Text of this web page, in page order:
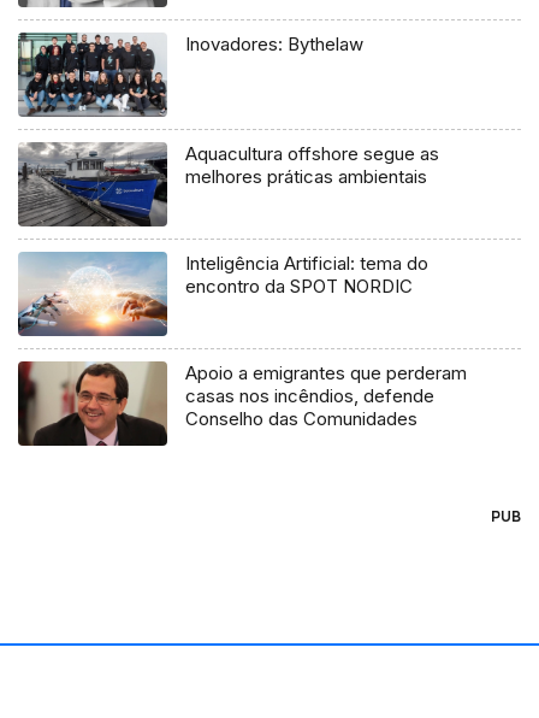
Inovadores: Bythelaw
Aquacultura offshore segue as
melhores práticas ambientais
Inteligência Artificial: tema do
encontro da SPOT NORDIC
Apoio a emigrantes que perderam
casas nos incêndios, defende
Conselho das Comunidades
PUB